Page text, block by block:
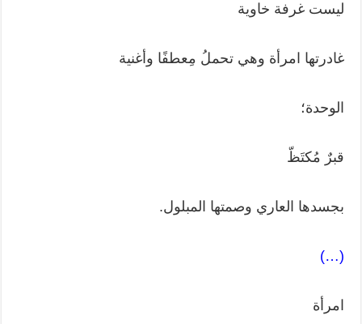
ليست غرفة خاوية
غادرتها امرأة وهي تحملُ مِعطفًا وأغنية
الوحدة؛
قبرٌ مُكتَظّ
بجسدها العاري وصمتها المبلول.
(…)
امرأة